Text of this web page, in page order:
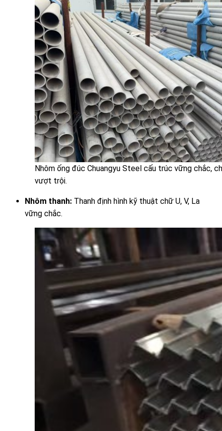
Nhôm ống đúc Chuangyu Steel cấu trúc vững chắc,
vượt trội.
Nhôm thanh: Thanh định hình kỹ thuật chữ U, V, La
vững chắc.